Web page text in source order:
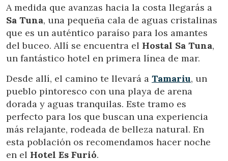
A medida que avanzas hacia la costa llegarás a
Sa Tuna, una pequeña cala de aguas cristalinas
que es un auténtico paraíso para los amantes
del buceo. Allí se encuentra el Hostal Sa Tuna,
un fantástico hotel en primera línea de mar.
Desde allí, el camino te llevará a Tamariu, un
pueblo pintoresco con una playa de arena
dorada y aguas tranquilas. Este tramo es
perfecto para los que buscan una experiencia
más relajante, rodeada de belleza natural. En
esta población os recomendamos hacer noche
en el Hotel Es Furió.
datos de uso que hacen los usuarios del servicio. Permiten
guardar la información de preferencia del usuario para
mejorar la calidad de nuestros servicios y para ofrecer una
mejor experiencia a través de productos recomendados.
Marketing y publicidad
Estas cookies son utilizadas para almacenar información
sobre las preferencias y elecciones personales del usuario
a través de la observación continuada de sus hábitos de
navegación. Gracias a ellas, podemos conocer los hábitos
de navegación en el sitio web y mostrar publicidad
relacionada con el perfil de navegación del usuario.